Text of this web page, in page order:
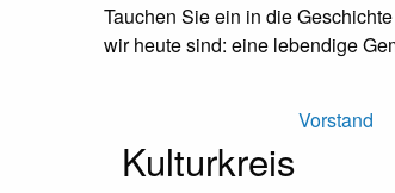
Tauchen Sie ein in die
wir heute sind: eine lebendige
Vorstand
Kulturkreis